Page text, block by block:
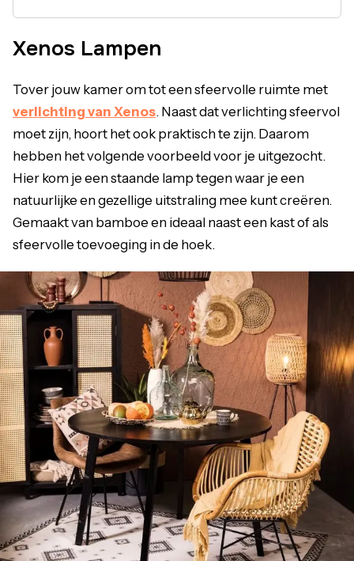
Xenos Lampen
Tover jouw kamer om tot een sfeervolle ruimte met
verlichting van Xenos. Naast dat verlichting sfeervol
moet zijn, hoort het ook praktisch te zijn. Daarom
hebben het volgende voorbeeld voor je uitgezocht.
Hier kom je een staande lamp tegen waar je een
natuurlijke en gezellige uitstraling mee kunt creëren.
Gemaakt van bamboe en ideaal naast een kast of als
sfeervolle toevoeging in de hoek.